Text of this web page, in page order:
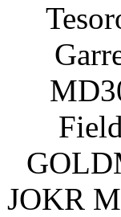
JOKR